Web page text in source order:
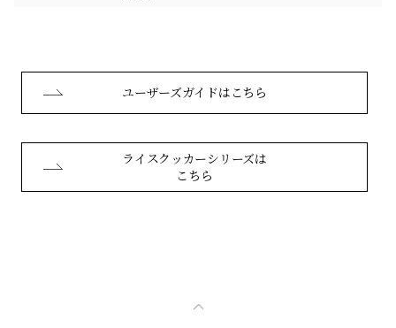
ユーザーズガイドはこちら
ライスクッカーシリーズは
こちら